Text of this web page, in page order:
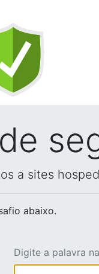
a sites
abaixo.
Digite a palavra